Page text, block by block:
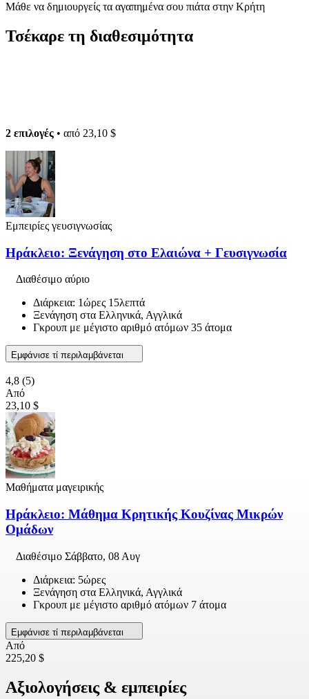
Μάθε να δημιουργείς τα αγαπημένα σου πιάτα στην Κρήτη
Τσέκαρε τη διαθεσιμότητα
2 επιλογές • από 23,10 $
Εμπειρίες γευσιγνωσίας
Ηράκλειο: Ξενάγηση στο Ελαιώνα + Γευσιγνωσία
Διαθέσιμο αύριο
Διάρκεια: 1ώρες 15λεπτά
Ξενάγηση στα Ελληνικά, Αγγλικά
Γκρουπ με μέγιστο αριθμό ατόμων 35 άτομα
Εμφάνισε τί περιλαμβάνεται
4,8 (5)
Από
23,10 $
Μαθήματα μαγειρικής
Ηράκλειο: Μάθημα Κρητικής Κουζίνας Μικρών
Ομάδων
Διαθέσιμο Σάββατο, 08 Αυγ
Διάρκεια: 5ώρες
Ξενάγηση στα Ελληνικά, Αγγλικά
Γκρουπ με μέγιστο αριθμό ατόμων 7 άτομα
Εμφάνισε τί περιλαμβάνεται
Από
225,20 $
Αξιολογήσεις & εμπειρίες